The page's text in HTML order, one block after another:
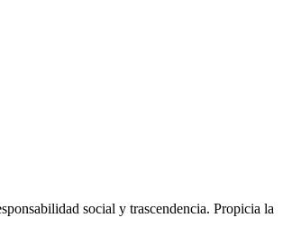
social y trascendencia. Propicia la